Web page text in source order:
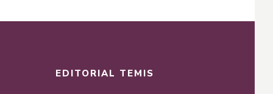
EDITORIAL TEMIS